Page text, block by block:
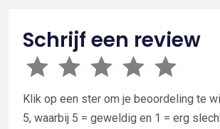
Schrijf een review
Klik op een ster om je beoordeling te
5, waarbij 5 = geweldig en 1 = erg